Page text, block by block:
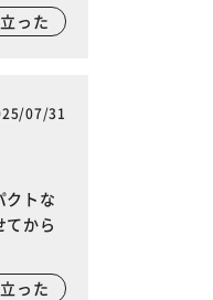
った
07/31
クトな
から
った